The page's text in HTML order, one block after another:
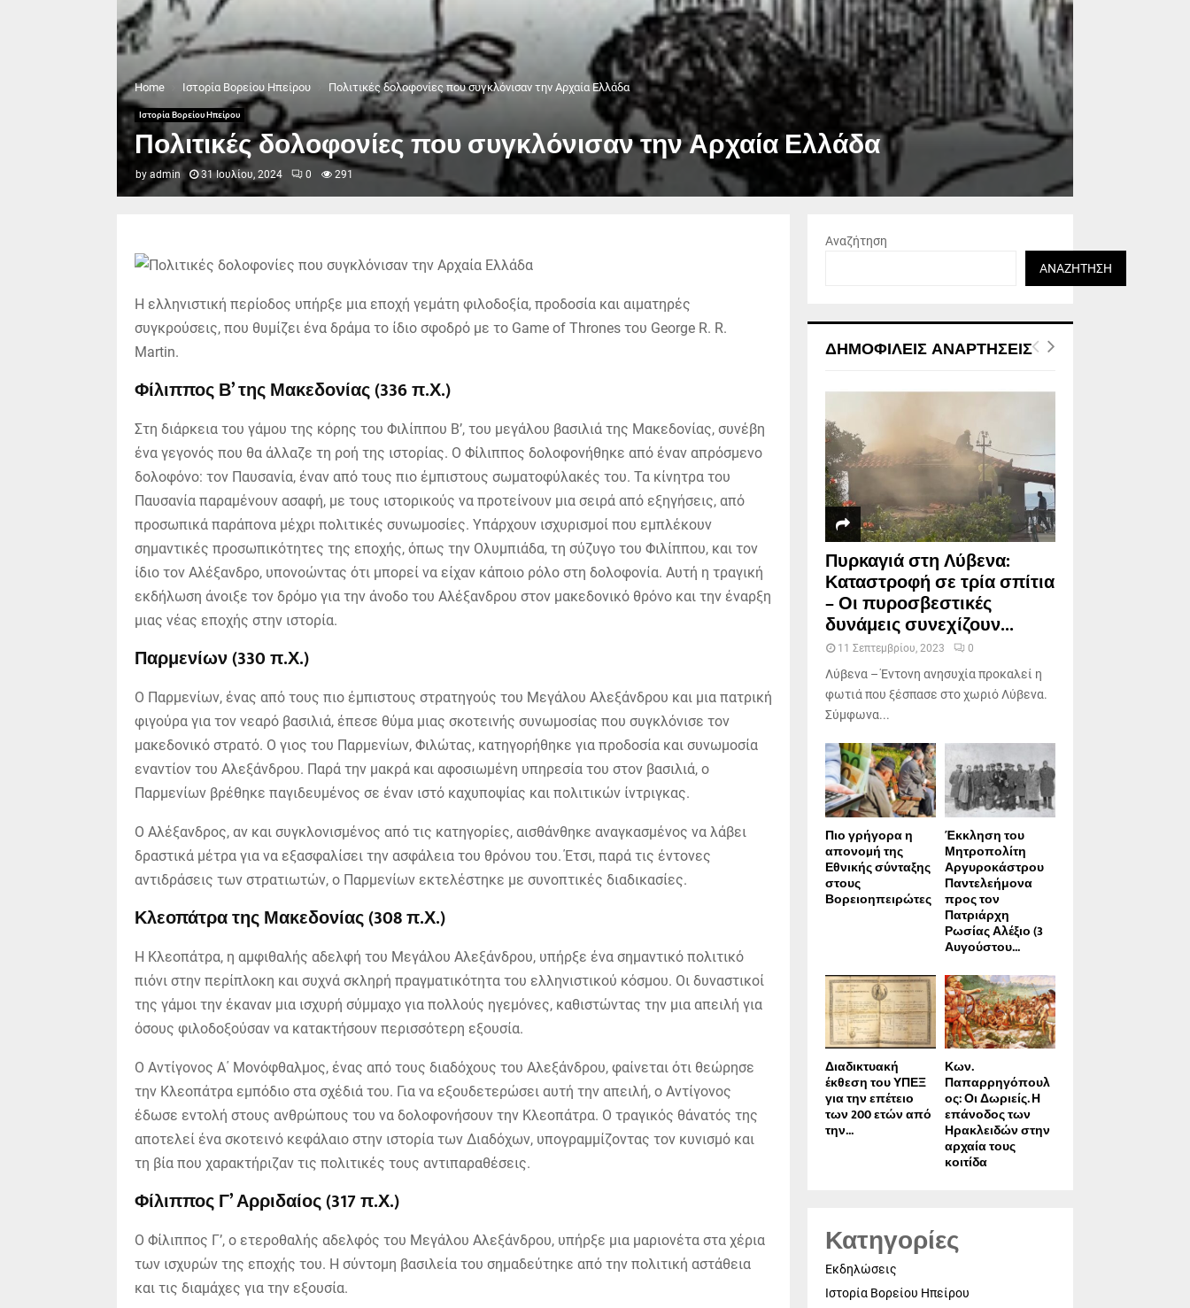
Home Ιστορία Βορείου Ηπείρου Πολιτικές δολοφονίες που συγκλόνισαν την Αρχαία Ελλάδα
Ιστορία Βορείου Ηπείρου
Πολιτικές δολοφονίες που συγκλόνισαν την Αρχαία Ελλάδα
by admin 31 Ιουλίου, 2024 0 291
Η ελληνιστική περίοδος υπήρξε μια εποχή γεμάτη φιλοδοξία, προδοσία και αιματηρές
συγκρούσεις, που θυμίζει ένα δράμα το ίδιο σφοδρό με το Game of Thrones του George R. R.
Martin.
Φίλιππος Β’ της Μακεδονίας (336 π.Χ.)
Στη διάρκεια του γάμου της κόρης του Φιλίππου Β’, του μεγάλου βασιλιά της Μακεδονίας, συνέβη
ένα γεγονός που θα άλλαζε τη ροή της ιστορίας. Ο Φίλιππος δολοφονήθηκε από έναν απρόσμενο
δολοφόνο: τον Παυσανία, έναν από τους πιο έμπιστους σωματοφύλακές του. Τα κίνητρα του
Παυσανία παραμένουν ασαφή, με τους ιστορικούς να προτείνουν μια σειρά από εξηγήσεις, από
προσωπικά παράπονα μέχρι πολιτικές συνωμοσίες. Υπάρχουν ισχυρισμοί που εμπλέκουν
σημαντικές προσωπικότητες της εποχής, όπως την Ολυμπιάδα, τη σύζυγο του Φιλίππου, και τον
ίδιο τον Αλέξανδρο, υπονοώντας ότι μπορεί να είχαν κάποιο ρόλο στη δολοφονία. Αυτή η τραγική
εκδήλωση άνοιξε τον δρόμο για την άνοδο του Αλέξανδρου στον μακεδονικό θρόνο και την έναρξη
μιας νέας εποχής στην ιστορία.
Παρμενίων (330 π.Χ.)
Ο Παρμενίων, ένας από τους πιο έμπιστους στρατηγούς του Μεγάλου Αλεξάνδρου και μια πατρική
φιγούρα για τον νεαρό βασιλιά, έπεσε θύμα μιας σκοτεινής συνωμοσίας που συγκλόνισε τον
μακεδονικό στρατό. Ο γιος του Παρμενίων, Φιλώτας, κατηγορήθηκε για προδοσία και συνωμοσία
εναντίον του Αλεξάνδρου. Παρά την μακρά και αφοσιωμένη υπηρεσία του στον βασιλιά, ο
Παρμενίων βρέθηκε παγιδευμένος σε έναν ιστό καχυποψίας και πολιτικών ίντριγκας.
Ο Αλέξανδρος, αν και συγκλονισμένος από τις κατηγορίες, αισθάνθηκε αναγκασμένος να λάβει
δραστικά μέτρα για να εξασφαλίσει την ασφάλεια του θρόνου του. Έτσι, παρά τις έντονες
αντιδράσεις των στρατιωτών, ο Παρμενίων εκτελέστηκε με συνοπτικές διαδικασίες.
Κλεοπάτρα της Μακεδονίας (308 π.Χ.)
Η Κλεοπάτρα, η αμφιθαλής αδελφή του Μεγάλου Αλεξάνδρου, υπήρξε ένα σημαντικό πολιτικό
πιόνι στην περίπλοκη και συχνά σκληρή πραγματικότητα του ελληνιστικού κόσμου. Οι δυναστικοί
της γάμοι την έκαναν μια ισχυρή σύμμαχο για πολλούς ηγεμόνες, καθιστώντας την μια απειλή για
όσους φιλοδοξούσαν να κατακτήσουν περισσότερη εξουσία.
Ο Αντίγονος Α΄ Μονόφθαλμος, ένας από τους διαδόχους του Αλεξάνδρου, φαίνεται ότι θεώρησε
την Κλεοπάτρα εμπόδιο στα σχέδιά του. Για να εξουδετερώσει αυτή την απειλή, ο Αντίγονος
έδωσε εντολή στους ανθρώπους του να δολοφονήσουν την Κλεοπάτρα. Ο τραγικός θάνατός της
αποτελεί ένα σκοτεινό κεφάλαιο στην ιστορία των Διαδόχων, υπογραμμίζοντας τον κυνισμό και
τη βία που χαρακτήριζαν τις πολιτικές τους αντιπαραθέσεις.
Φίλιππος Γ’ Αρριδαίος (317 π.Χ.)
Ο Φίλιππος Γ’, ο ετεροθαλής αδελφός του Μεγάλου Αλεξάνδρου, υπήρξε μια μαριονέτα στα χέρια
των ισχυρών της εποχής του. Η σύντομη βασιλεία του σημαδεύτηκε από την πολιτική αστάθεια
και τις διαμάχες για την εξουσία.
Αναζήτηση
ΑΝΑΖΉΤΗΣΗ
ΔΗΜΟΦΙΛΕΊΣ ΑΝΑΡΤΉΣΕΙΣ
Πυρκαγιά στη Λύβενα:
Καταστροφή σε τρία σπίτια
– Οι πυροσβεστικές
δυνάμεις συνεχίζουν...
11 Σεπτεμβρίου, 2023 0
Λύβενα – Έντονη ανησυχία προκαλεί η
φωτιά που ξέσπασε στο χωριό Λύβενα.
Σύμφωνα...
Πιο γρήγορα η
απονοµή της
Εθνικής σύνταξης
στους
Βορειοηπειρώτες
Έκκληση του
Μητροπολίτη
Αργυροκάστρου
Παντελεήμονα
προς τον
Πατριάρχη
Ρωσίας Αλέξιο (3
Αυγούστου...
Διαδικτυακή
έκθεση του ΥΠΕΞ
για την επέτειο
των 200 ετών από
την...
Κων.
Παπαρρηγόπουλ
ος: Οι Δωριείς. Η
επάνοδος των
Ηρακλειδών στην
αρχαία τους
κοιτίδα
Κατηγορίες
Εκδηλώσεις
Ιστορία Βορείου Ηπείρου